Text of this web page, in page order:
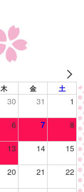
木 金 土
30 31 1
6 7 8
13 14 15
20 21 22